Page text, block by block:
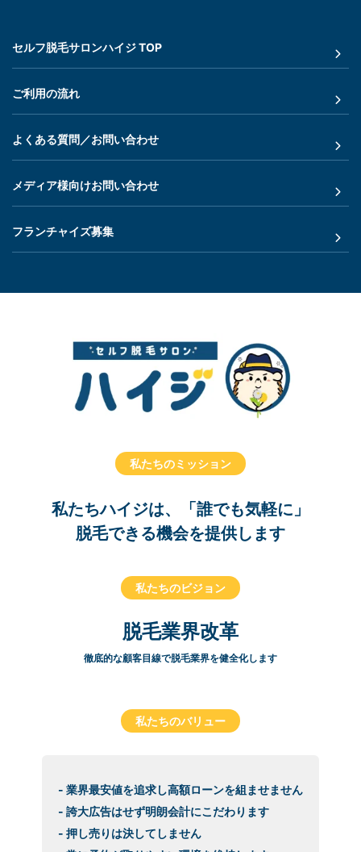
セルフ脱毛サロンハイジ TOP
ご利用の流れ
よくある質問／お問い合わせ
メディア様向けお問い合わせ
フランチャイズ募集
私たちのミッション
私たちハイジは、「誰でも気軽に」
脱毛できる機会を提供します
私たちのビジョン
脱毛業界改革
徹底的な顧客目線で脱毛業界を健全化します
私たちのバリュー
- 業界最安値を追求し高額ローンを組ませません
- 誇大広告はせず明朗会計にこだわります
- 押し売りは決してしません